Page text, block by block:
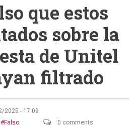
que estos
sobre la
de Unitel
filtrado
2025 - 17:09
Falso 0 comments